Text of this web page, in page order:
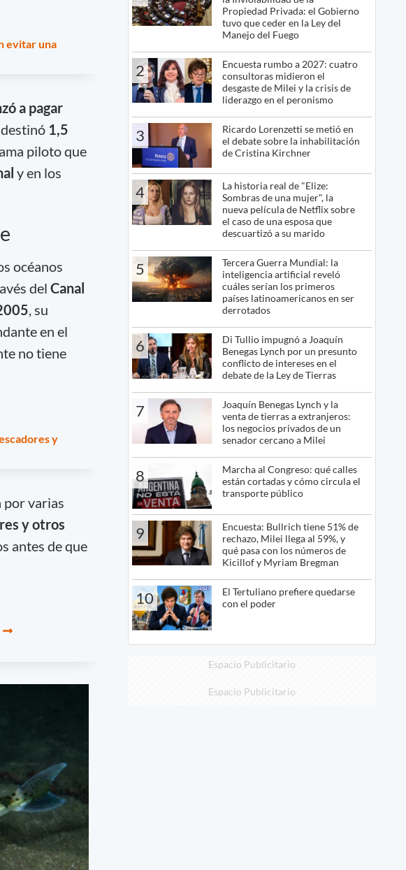
evitar una
a pagar
1,5
piloto que
y en los
océanos
del Canal
, su
en el
no tiene
y
por varias
y otros
antes de que
Propiedad Privada: el Gobierno
tuvo que ceder en la Ley del
Manejo del Fuego
2
Encuesta rumbo a 2027: cuatro
consultoras midieron el
desgaste de Milei y la crisis de
liderazgo en el peronismo
3
Ricardo Lorenzetti se metió en
el debate sobre la inhabilitación
de Cristina Kirchner
4
La historia real de "Elize:
Sombras de una mujer", la
nueva película de Netflix sobre
el caso de una esposa que
descuartizó a su marido
5
Tercera Guerra Mundial: la
inteligencia artificial reveló
cuáles serían los primeros
países latinoamericanos en ser
derrotados
6
Di Tullio impugnó a Joaquín
Benegas Lynch por un presunto
conflicto de intereses en el
debate de la Ley de Tierras
7
Joaquín Benegas Lynch y la
venta de tierras a extranjeros:
los negocios privados de un
senador cercano a Milei
8
Marcha al Congreso: qué calles
están cortadas y cómo circula el
transporte público
9
Encuesta: Bullrich tiene 51% de
rechazo, Milei llega al 59%, y
qué pasa con los números de
Kicillof y Myriam Bregman
10
El Tertuliano prefiere quedarse
con el poder
Espacio Publicitario
Espacio Publicitario